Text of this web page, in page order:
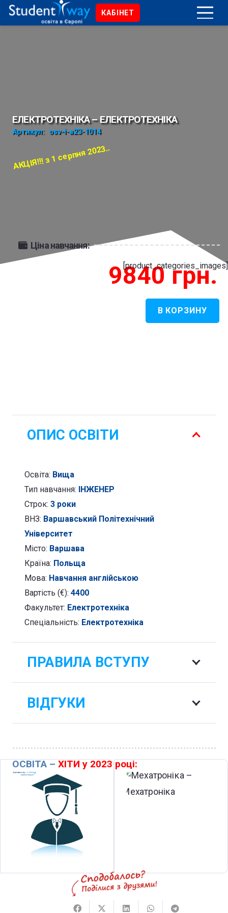
КАБІНЕТ
ЕЛЕКТРОТЕХНІКА – ЕЛЕКТРОТЕХНІКА
Артикул: osv-i-a23-1014
АКЦІЯ!!! з 1 серпня 2023..
[product_categories_images]
Ціна навчання:
9840грн.
В КОРЗИНУ
ОПИС ОСВІТИ
Освіта: Вища
Тип навчання: ІНЖЕНЕР
Строк: 3 роки
ВНЗ: Варшавський Політехнічний
Університет
Місто: Варшава
Країна: Польща
Мова: Навчання англійською
Вартість (€): 4400
Факультет: Електротехніка
Спеціальність: Електротехніка
ПРАВИЛА ВСТУПУ
ВІДГУКИ
ОСВІТА – ХІТИ у 2023 році: